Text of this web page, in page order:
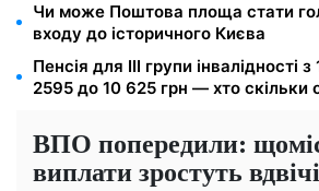
Чи може Поштова площа стати
входу до історичного Києва
Пенсія для III групи інвалідності
2595 до 10 625 грн — хто скільки
ВПО попередили:
виплати зростуть вдвічі